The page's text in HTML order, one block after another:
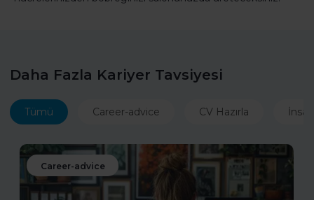
Daha Fazla Kariyer Tavsiyesi
Tümü Career-advice CV Hazırla
Career-advice